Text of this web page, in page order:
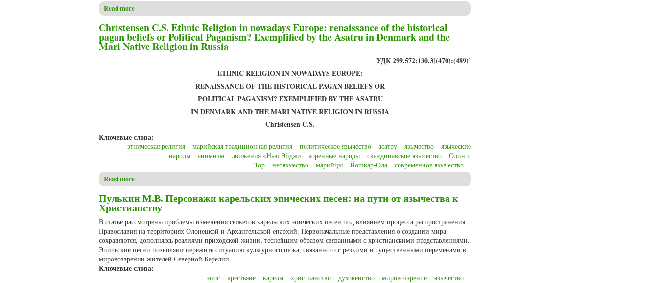
Read more
Christensen C.S. Ethnic Religion in nowadays Europe: renaissance of the historical
pagan beliefs or Political Paganism? Exemplified by the Asatru in Denmark and the
Mari Native Religion in Russia
УДК 299.572:130.3[(470):(489)]
ETHNIC RELIGION IN NOWADAYS EUROPE:
RENAISSANCE OF THE HISTORICAL PAGAN BELIEFS OR
POLITICAL PAGANISM? EXEMPLIFIED BY THE ASATRU
IN DENMARK AND THE MARI NATIVE RELIGION IN RUSSIA
Christensen C.S.
Ключевые слова:
этническая религия марийская традиционная религия политическое язычество асатру язычество
языческие
народы
анимизм движения «Нью Эйдж» коренные народы скандинавское язычество
Один и
Тор
неоязыество марийцы Йошкар-Ола современное язычество
Read more
Religion in Russia
Пулькин М.В. Персонажи карельских эпических песен: на пути от язычества к
Христианству
В статье рассмотрены проблемы изменения сюжетов карельских эпических песен под влиянием процесса распространения
Православия на территориях Олонецкой и Архангельской епархий. Первоначальные представления о создании мира
сохраняются, дополняясь реалиями приходской жизни, теснейшим образом связанными с христианскими представлениями.
Эпические песни позволяют пережить ситуацию культурного шока, связанного с резкими и существенными переменами в
мировоззрении жителей Северной Карелии.
Ключевые слова:
эпос крестьяне карелы христианство духовенство мировоззрение язычество